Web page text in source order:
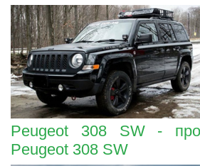
Peugeot 308 SW -
Peugeot 308 SW